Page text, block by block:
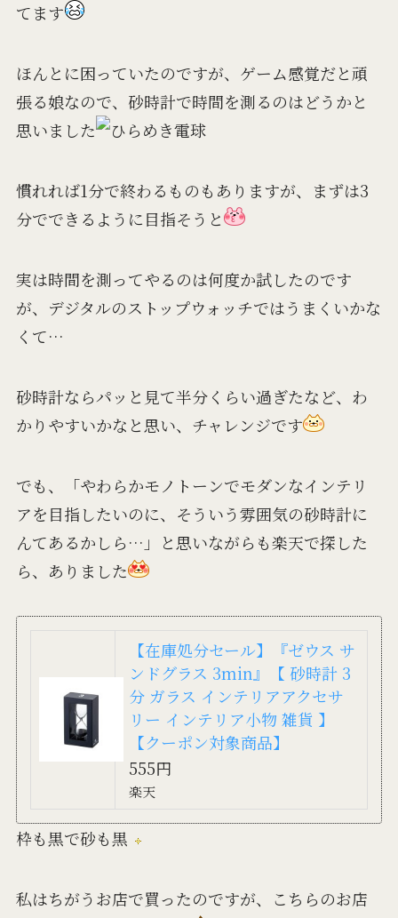
てます
ほんとに困っていたのですが、ゲーム感覚だと頑
張る娘なので、砂時計で時間を測るのはどうかと
思いました
慣れれば1分で終わるものもありますが、まずは3
分でできるように目指そうと
実は時間を測ってやるのは何度か試したのです
が、デジタルのストップウォッチではうまくいかな
くて…
砂時計ならパッと見て半分くらい過ぎたなど、わ
かりやすいかなと思い、チャレンジです
でも、「やわらかモノトーンでモダンなインテリ
アを目指したいのに、そういう雰囲気の砂時計に
んてあるかしら…」と思いながらも楽天で探した
ら、ありました
【在庫処分セール】『ゼウス サ
ンドグラス 3min』【 砂時計 3
分 ガラス インテリアアクセサ
リー インテリア小物 雑貨 】
【クーポン対象商品】
555円
楽天
枠も黒で砂も黒
私はちがうお店で買ったのですが、こちらのお店